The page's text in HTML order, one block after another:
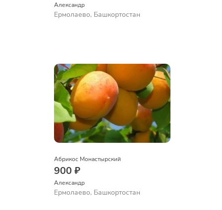
Александр
Ермолаево, Башкортостан
Абрикос Монастырский
900 ₽
Александр
Ермолаево, Башкортостан